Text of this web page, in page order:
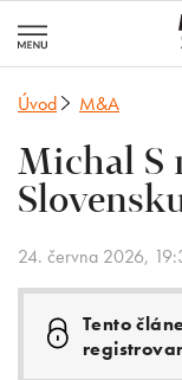
Úvod M&A
Michal S
24. června 2026,
Tento